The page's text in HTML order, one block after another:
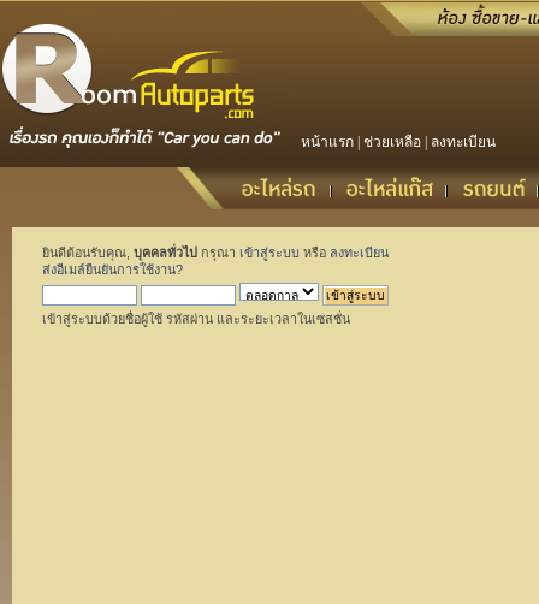
หน้าแรก ช่วยเหลือ ลงทะเบียน
ยินดีต้อนรับคุณ, บุคคลทั่วไป กรุณา เข้าสู่ระบบ หรือ ลงทะเบียน
ส่งอีเมล์ยืนยันการใช้งาน?
เข้าสู่ระบบด้วยชื่อผู้ใช้ รหัสผ่าน และระยะเวลาในเซสชั่น